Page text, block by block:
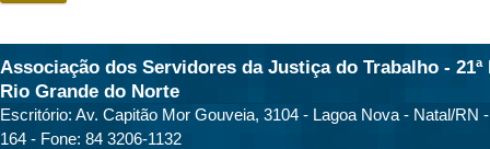
Associação dos Servidores da Justiça do Trabalho - 21ª
Rio Grande do Norte
Escritório: Av. Capitão Mor Gouveia, 3104 - Lagoa Nova - Natal/RN
164 - Fone: 84 3206-1132